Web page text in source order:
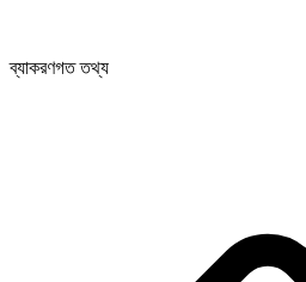
ব্যাকরণগত তথ্য